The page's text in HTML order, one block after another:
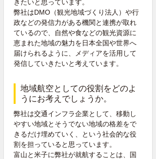
きたいと思っています。
弊社はDMO（観光地域づくり法人）や行
政などの発信力がある機関と連携が取れ
ているので、自然や食などの観光資源に
恵まれた地域の魅力を日本全国や世界へ
届けられるように、メディアを活用して
発信していきたいと考えています。
地域航空としての役割をどのよ
うにお考えでしょうか。
弊社は交通インフラ企業として、移動し
やすい地域とそうでない地域の格差をで
きるだけ埋めていく、という社会的な役
割を担っていると思っています。
富山と米子に弊社が就航することは、国